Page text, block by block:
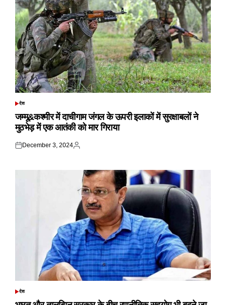
POSTED
देश
जम्मू&कश्मीर में दाचीगाम जंगल के ऊपरी इलाकों में सुरक्षाबलों ने
मुठभेड़ में एक आतंकी को मार गिराया
Posted
December 3, 2024
Posted
POSTED
देश